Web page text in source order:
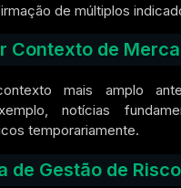
de múltiplos
Contexto de
mais amplo
notícias
temporariamente.
de Gestão de Risco